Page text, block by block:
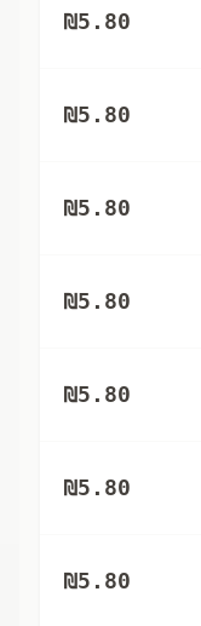
₪5.80
₪5.80
₪5.80
₪5.80
₪5.80
₪5.80
₪5.80